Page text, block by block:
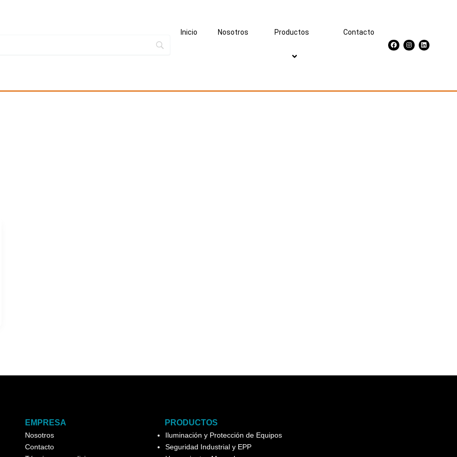
Inicio Nosotros Productos Contacto
Facebook
InstagramLinkedin
EMPRESA
Nosotros
Contacto
PRODUCTOS
Iluminación y Protección de Equipos
Seguridad Industrial y EPP